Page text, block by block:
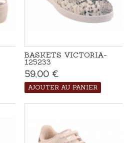
BASKETS VICTORIA-
125233
59,00 €
AJOUTER AU PANIER